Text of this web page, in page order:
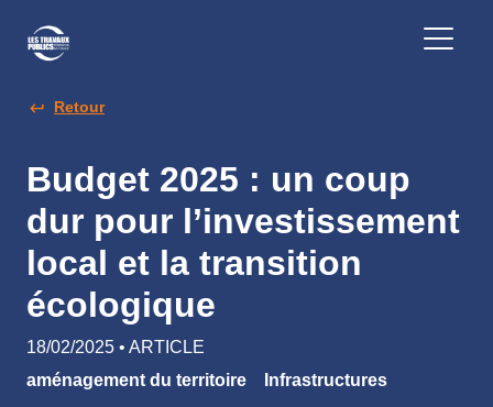
Retour
Budget 2025 : un coup
dur pour l’investissement
local et la transition
écologique
18/02/2025 • ARTICLE
aménagement du territoire
Infrastructures